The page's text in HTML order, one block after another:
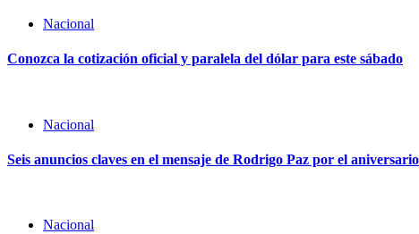
Nacional
Conozca la cotización oficial y paralela del dólar para este sábado
Nacional
Seis anuncios claves en el mensaje de Rodrigo Paz por el
Nacional